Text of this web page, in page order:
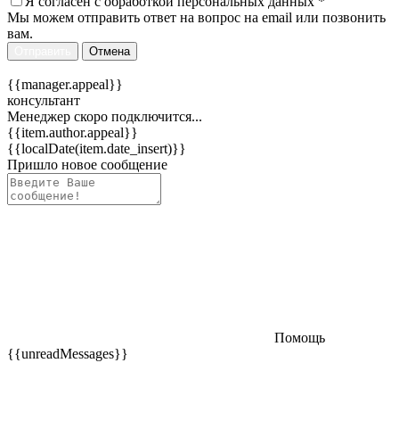
Мы можем отправить ответ на вопрос на email или позвонить
вам.
Отмена
{{manager.appeal}}
консультант
Менеджер скоро подключится...
{{item.author.appeal}}
{{localDate(item.date_insert)}}
Пришло новое сообщение
Помощь
{{unreadMessages}}